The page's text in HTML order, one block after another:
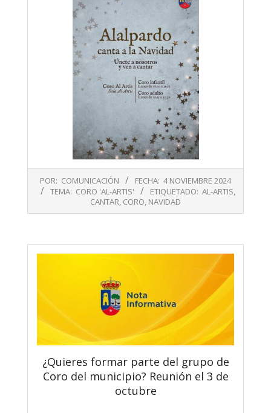
11-
POR: COMUNICACIÓN FECHA: 4 NOVIEMBRE 2024
TEMA: CORO 'AL-ARTIS' ETIQUETADO: AL-ARTIS,
CANTAR, CORO, NAVIDAD
¿Quieres formar parte del grupo de
Coro del municipio? Reunión el 3 de
octubre